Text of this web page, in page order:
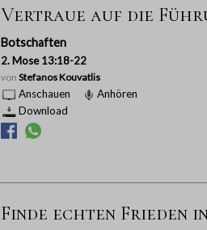
Vertraue auf die
Botschaften
2. Mose 13:18-22
von Stefanos Kouvatlis
Anschauen
Anhören
Download
Finde echten Frieden